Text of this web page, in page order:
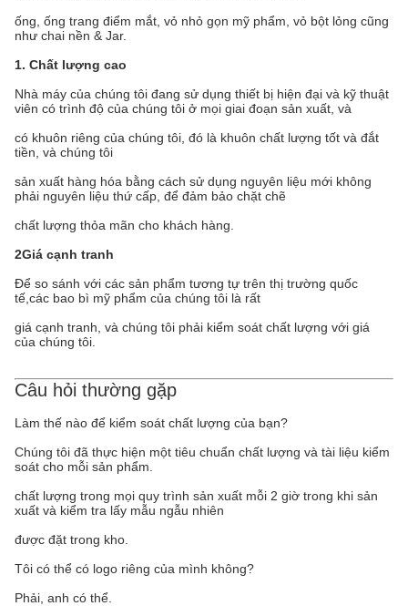
ống, ống trang điểm mắt, vỏ nhỏ gọn mỹ phẩm, vỏ bột lỏng cũng
như chai nền & Jar.
1. Chất lượng cao
Nhà máy của chúng tôi đang sử dụng thiết bị hiện đại và kỹ thuật
viên có trình độ của chúng tôi ở mọi giai đoạn sản xuất, và
có khuôn riêng của chúng tôi, đó là khuôn chất lượng tốt và đắt
tiền, và chúng tôi
sản xuất hàng hóa bằng cách sử dụng nguyên liệu mới không
phải nguyên liệu thứ cấp, để đảm bảo chặt chẽ
chất lượng thỏa mãn cho khách hàng.
2Giá cạnh tranh
Để so sánh với các sản phẩm tương tự trên thị trường quốc
tế,các bao bì mỹ phẩm của chúng tôi là rất
giá cạnh tranh, và chúng tôi phải kiểm soát chất lượng với giá
của chúng tôi.
Câu hỏi thường gặp
Làm thế nào để kiểm soát chất lượng của bạn?
Chúng tôi đã thực hiện một tiêu chuẩn chất lượng và tài liệu kiểm
soát cho mỗi sản phẩm.
chất lượng trong mọi quy trình sản xuất mỗi 2 giờ trong khi sản
xuất và kiểm tra lấy mẫu ngẫu nhiên
được đặt trong kho.
Tôi có thể có logo riêng của mình không?
Phải, anh có thể.